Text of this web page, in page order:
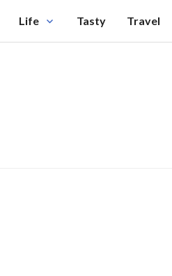
Life Tasty Travel